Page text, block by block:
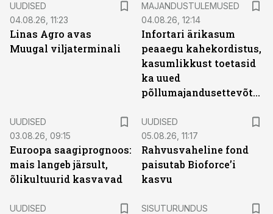
UUDISED
04.08.26, 11:23
Linas Agro avas
Muugal viljaterminali
MAJANDUSTULEMUSED
04.08.26, 12:14
Infortari ärikasum
peaaegu kahekordistus,
kasumlikkust toetasid
ka uued
põllumajandusettevõtted
UUDISED
03.08.26, 09:15
Euroopa saagiprognoos:
mais langeb järsult,
õlikultuurid kasvavad
UUDISED
05.08.26, 11:17
Rahvusvaheline fond
paisutab Bioforce’i
kasvu
UUDISED
SISUTURUNDUS